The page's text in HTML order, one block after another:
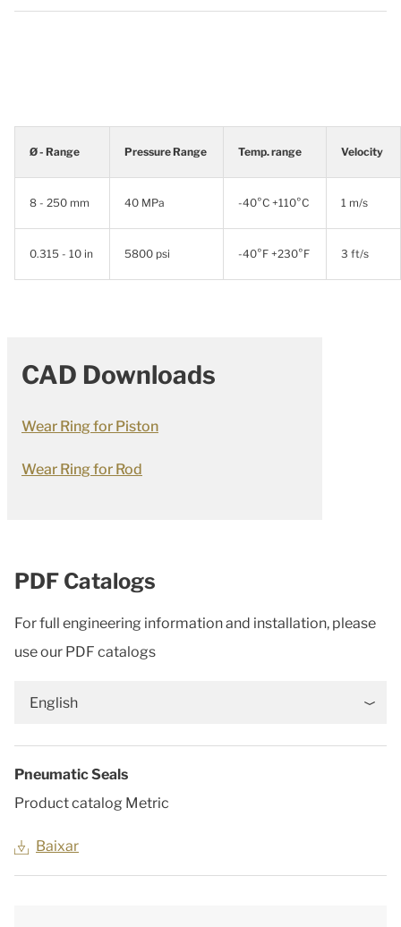
Ø - Range Pressure Range Temp. range Velocity
8 - 250 mm 40 MPa -40°C +110°C 1 m/s
0.315 - 10 in 5800 psi -40°F +230°F 3 ft/s
CAD Downloads
Wear Ring for Piston
Wear Ring for Rod
PDF Catalogs
For full engineering information and installation, please
use our PDF catalogs
English
Pneumatic Seals
Product catalog Metric
Baixar